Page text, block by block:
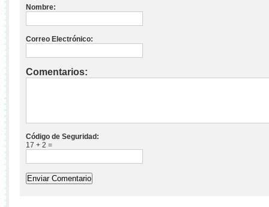
Nombre:
Correo Electrónico:
Comentarios:
Código de Seguridad:
17 + 2 =